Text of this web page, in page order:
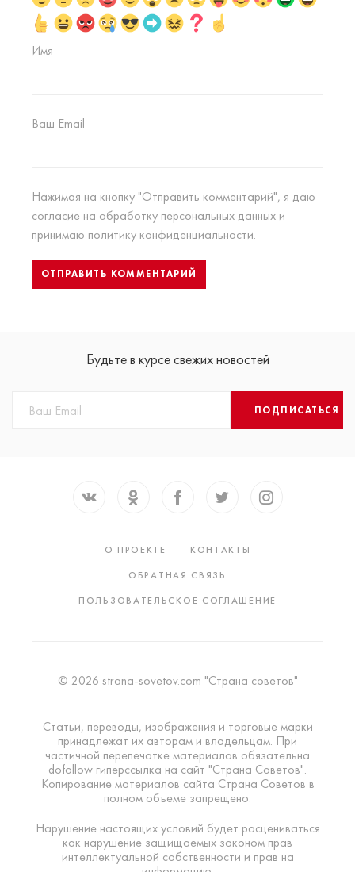
Имя
Ваш Email
Нажимая на кнопку "Отправить комментарий", я даю
согласие на обработку персональных данных и
принимаю политику конфиденциальности.
Будьте в курсе свежих новостей
ПОДПИСАТЬСЯ
О ПРОЕКТЕ
КОНТАКТЫ
ОБРАТНАЯ СВЯЗЬ
ПОЛЬЗОВАТЕЛЬСКОЕ СОГЛАШЕНИЕ
© 2026 strana-sovetov.com "Страна советов"
Статьи, переводы, изображения и торговые марки
принадлежат их авторам и владельцам. При
частичной перепечатке материалов обязательна
dofollow гиперссылка на сайт "Страна Советов".
Копирование материалов сайта Страна Советов в
полном объеме запрещено.
Нарушение настоящих условий будет расцениваться
как нарушение защищаемых законом прав
интеллектуальной собственности и прав на